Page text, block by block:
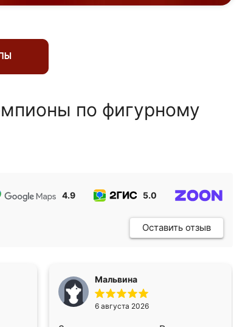
по фигурному
4.9 5.0
Оставить отзыв
Мальвина
6 августа 2026